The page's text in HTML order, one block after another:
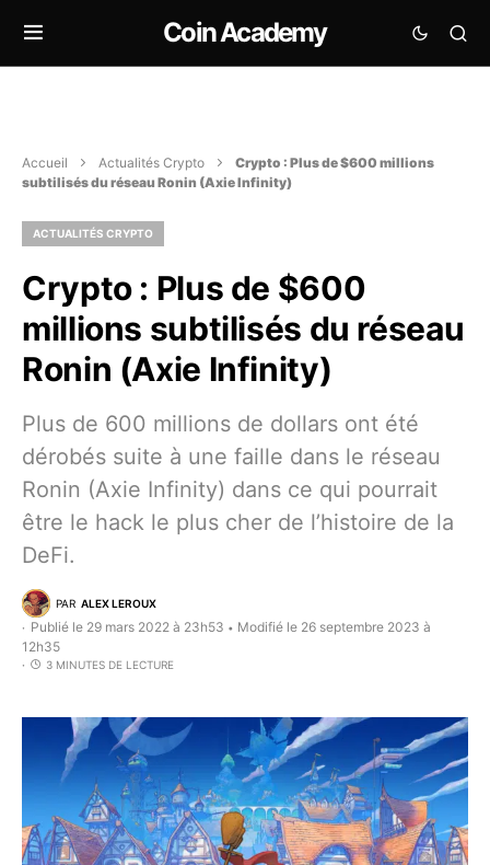
Coin Academy
Accueil Actualités Crypto
Crypto : Plus de $600 millions
subtilisés du réseau Ronin (Axie Infinity)
ACTUALITÉS CRYPTO
Crypto : Plus de $600
millions subtilisés du réseau
Ronin (Axie Infinity)
Plus de 600 millions de dollars ont été
dérobés suite à une faille dans le réseau
Ronin (Axie Infinity) dans ce qui pourrait
être le hack le plus cher de l’histoire de la
DeFi.
PAR ALEX LEROUX
Publié le 29 mars 2022 à 23h53 • Modifié le 26 septembre 2023 à
12h35
3 MINUTES DE LECTURE